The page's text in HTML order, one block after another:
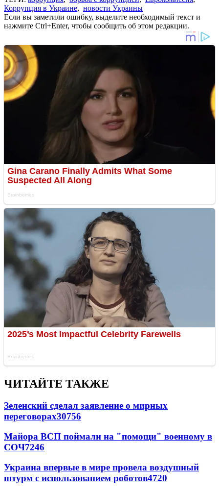
Коррупция в Украине, новости Украины
Если вы заметили ошибку, выделите необходимый текст и
нажмите Ctrl+Enter, чтобы сообщить об этом редакции.
ЧИТАЙТЕ ТАКЖЕ
Зеленский сделал заявление о мирных
переговорах30756
Майора ВСП поймали на "помощи" военному в
СОЧ7246
Украина впервые в мире провела воздушный
штурм с использованием роботов4720